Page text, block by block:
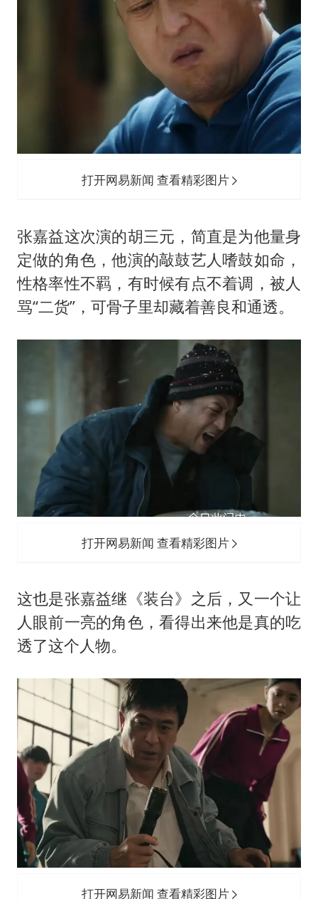
打开网易新闻 查看精彩图片
张嘉益这次演的胡三元，简直是为他量身
定做的角色，他演的敲鼓艺人嗜鼓如命，
性格率性不羁，有时候有点不着调，被人
骂“二货”，可骨子里却藏着善良和通透。
打开网易新闻 查看精彩图片
这也是张嘉益继《装台》之后，又一个让
人眼前一亮的角色，看得出来他是真的吃
透了这个人物。
打开网易新闻 查看精彩图片